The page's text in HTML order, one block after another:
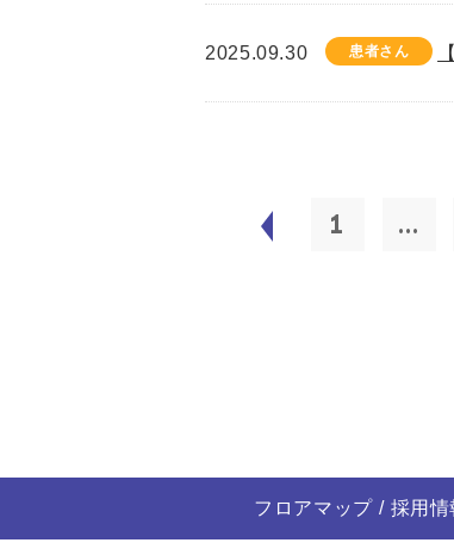
2025.09.30 患者さん
1 ...
フロアマップ 採用情